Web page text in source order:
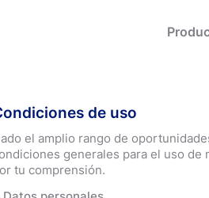
Parche para pies
Dolor de Espalda y
Ver más
Beiersdorf -Nuestra
¡Bienvenido! El sitio
renovado.
Cortadas y Raspones
Pies que sudan
Productos
de uso
el amplio rango de
generales para el uso
tu comprensión.